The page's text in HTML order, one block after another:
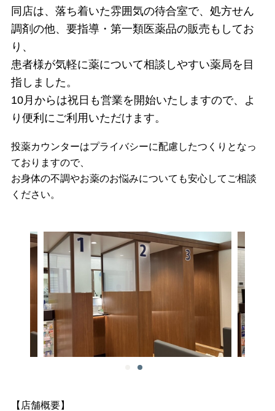
同店は、落ち着いた雰囲気の待合室で、処方せん
調剤の他、要指導・第一類医薬品の販売もしてお
り、
患者様が気軽に薬について相談しやすい薬局を目
指しました。
10月からは祝日も営業を開始いたしますので、よ
り便利にご利用いただけます。
投薬カウンターはプライバシーに配慮したつくりとなっ
ておりますので、
お身体の不調やお薬のお悩みについても安心してご相談
ください。
【店舗概要】